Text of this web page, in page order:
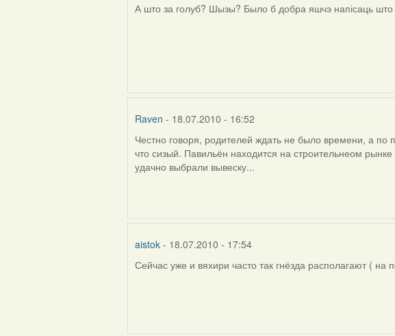
А што за голуб? Шызы? Было б добра яшчэ напісаць што
Raven - 18.07.2010 - 16:52
In
reply
to
Честно говоря, родителей ждать не было времени, а
что сизый. Павильён находится на строительнеом
удачно выбрали вывеску...
aistok - 18.07.2010 - 17:54
In
Сейчас уже и вяхири часто так гнёзда располагают ( на